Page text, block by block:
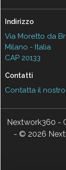
Indirizzo
Via Moretto da
Milano - Italia
CAP 20133
Contatti
Contatta il
Nextwork360 -
- © 2026